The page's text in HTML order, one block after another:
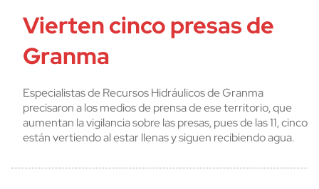
Vierten cinco presas de
Granma
Especialistas de Recursos Hidráulicos de Granma
precisaron a los medios de prensa de ese territorio, que
aumentan la vigilancia sobre las presas, pues de las 11, cinco
están vertiendo al estar llenas y siguen recibiendo agua.